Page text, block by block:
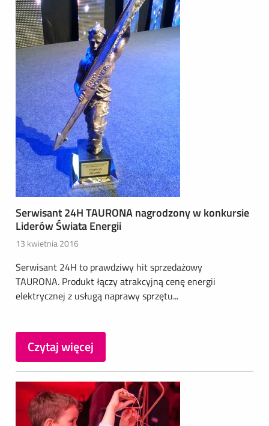
Serwisant 24H TAURONA nagrodzony w konkursie
Liderów Świata Energii
13 kwietnia 2016
Serwisant 24H to prawdziwy hit sprzedażowy
TAURONA. Produkt łączy atrakcyjną cenę energii
elektrycznej z usługą naprawy sprzętu...
Czytaj więcej